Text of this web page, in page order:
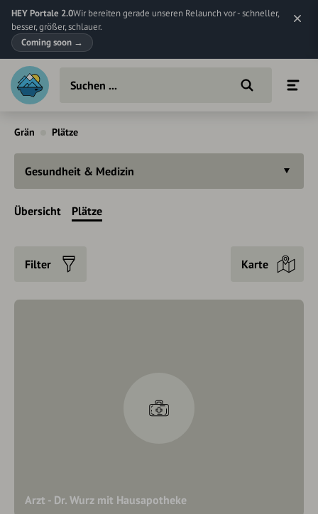
HEY Portale 2.0Wir bereiten gerade unseren Relaunch vor - schneller,
besser, größer, schlauer.
Coming soon →
Grän Plätze
Gesundheit & Medizin
Übersicht Plätze
Filter Karte
Arzt - Dr. Wurz mit Hausapotheke